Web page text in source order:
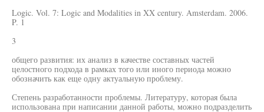
Logic. Vol. 7: Logic and Modalities in XX century. Amsterdam. 2006.
P. 1
3
общего развития: их анализ в качестве составных частей
целостного подхода в рамках того или иного периода можно
обозначить как еще одну актуальную проблему.
Степень разработанности проблемы. Литературу, которая была
использована при написании данной работы, можно подразделить